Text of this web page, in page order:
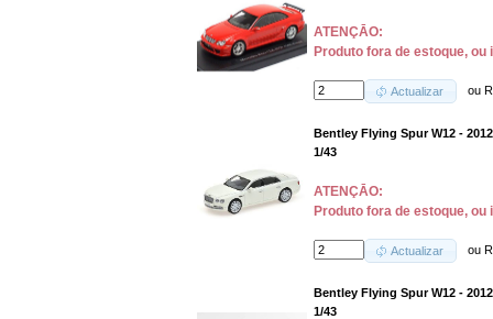
ATENÇĀO:
Produto fora de estoque, ou
Actualizar ou
Bentley Flying Spur W12 -
1/43
ATENÇĀO:
Produto fora de estoque, ou
Actualizar ou
Bentley Flying Spur W12 -
1/43